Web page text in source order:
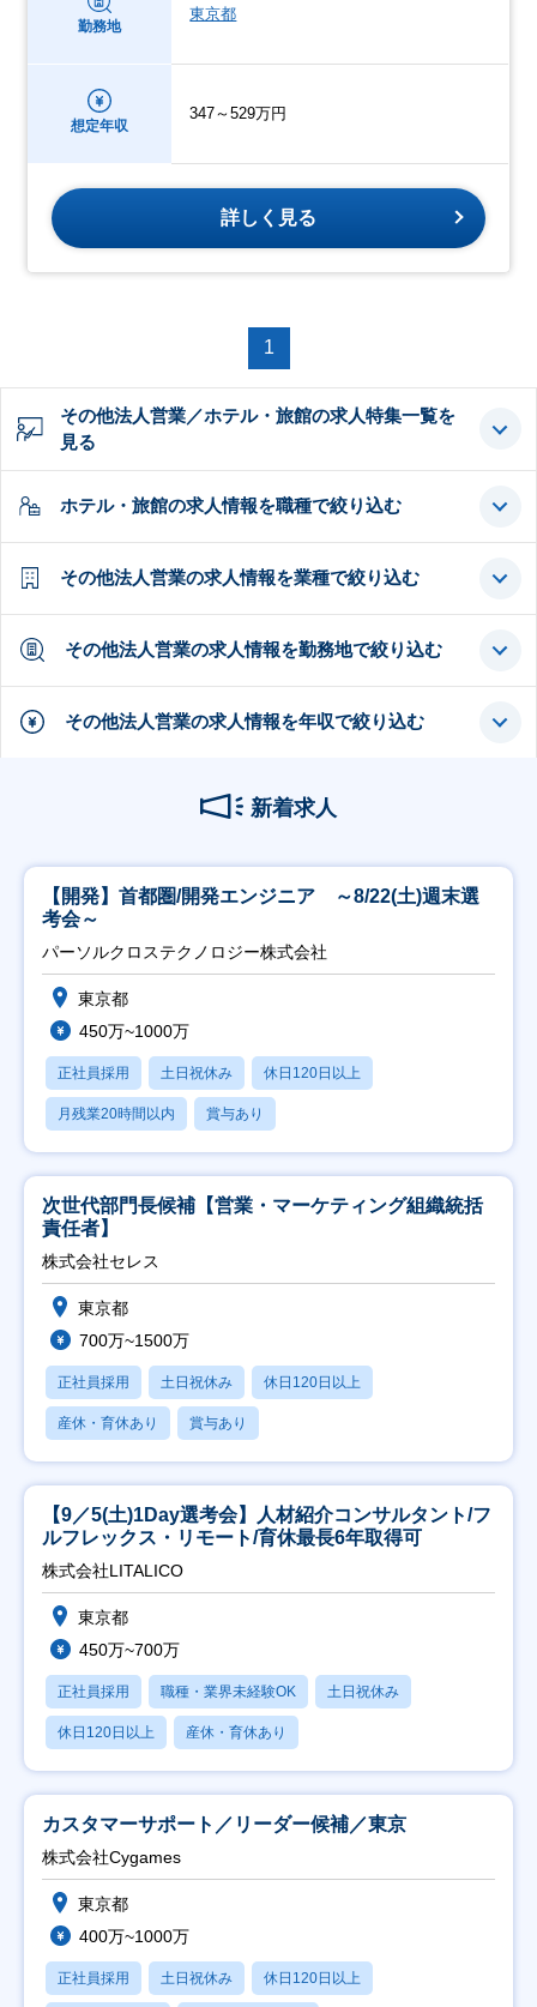
勤務地
東京都
想定年収
347～529万円
詳しく見る
1
その他法人営業／ホテル・旅館の求人特集一覧を
見る
ホテル・旅館の求人情報を職種で絞り込む
その他法人営業の求人情報を業種で絞り込む
その他法人営業の求人情報を勤務地で絞り込む
その他法人営業の求人情報を年収で絞り込む
新着求人
【開発】首都圏/開発エンジニア ～8/22(土)週末選
考会～
パーソルクロステクノロジー株式会社
東京都
450万~1000万
正社員採用 土日祝休み 休日120日以上
月残業20時間以内 賞与あり
次世代部門長候補【営業・マーケティング組織統括
責任者】
株式会社セレス
東京都
700万~1500万
正社員採用 土日祝休み 休日120日以上
産休・育休あり 賞与あり
【9／5(土)1Day選考会】人材紹介コンサルタント/フ
ルフレックス・リモート/育休最長6年取得可
株式会社LITALICO
東京都
450万~700万
正社員採用 職種・業界未経験OK 土日祝休み
休日120日以上 産休・育休あり
カスタマーサポート／リーダー候補／東京
株式会社Cygames
東京都
400万~1000万
正社員採用 土日祝休み 休日120日以上